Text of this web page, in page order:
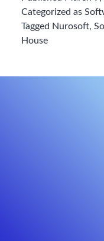
Categorized as
Tagged Nurosoft,
House